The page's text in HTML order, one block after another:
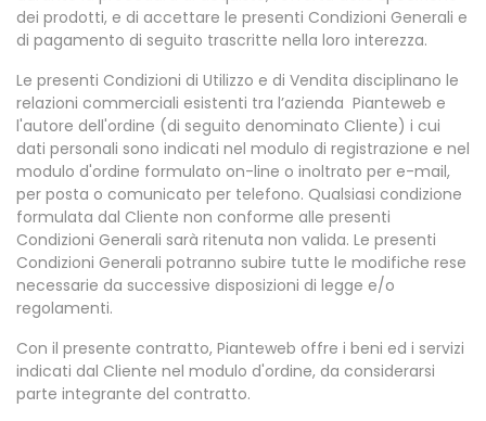
dei prodotti, e di accettare le presenti Condizioni Generali e
di pagamento di seguito trascritte nella loro interezza.
Le presenti Condizioni di Utilizzo e di Vendita disciplinano le
relazioni commerciali esistenti tra l’azienda Pianteweb e
l'autore dell'ordine (di seguito denominato Cliente) i cui
dati personali sono indicati nel modulo di registrazione e nel
modulo d'ordine formulato on-line o inoltrato per e-mail,
per posta o comunicato per telefono. Qualsiasi condizione
formulata dal Cliente non conforme alle presenti
Condizioni Generali sarà ritenuta non valida. Le presenti
Condizioni Generali potranno subire tutte le modifiche rese
necessarie da successive disposizioni di legge e/o
regolamenti.
Con il presente contratto, Pianteweb offre i beni ed i servizi
indicati dal Cliente nel modulo d'ordine, da considerarsi
parte integrante del contratto.